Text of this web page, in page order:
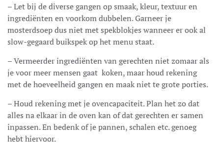
– Let bij de diverse gangen op smaak, kleur, textuur en
ingrediënten en voorkom dubbelen. Garneer je
mosterdsoep dus niet met spekblokjes wanneer er ook al
slow-gegaard buikspek op het menu staat.
– Vermeerder ingrediënten van gerechten niet zomaar als
je voor meer mensen gaat koken, maar houd rekening
met de hoeveelheid gangen en maak niet te grote porties.
– Houd rekening met je ovencapaciteit. Plan het zo dat
alles na elkaar in de oven kan of dat gerechten er samen
inpassen. En bedenk of je pannen, schalen etc. genoeg
hebt hiervoor.